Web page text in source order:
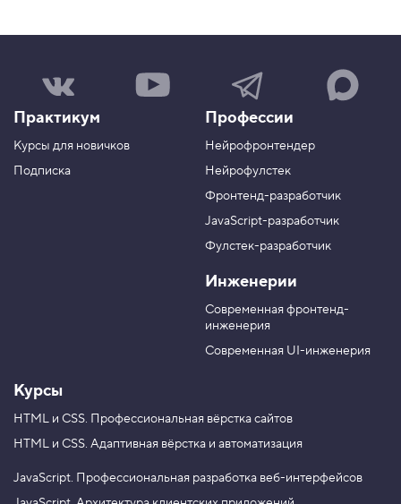
а
а
р
у
Н
а
а
к
н
а
в
e
e
r
a
m
Н
а
ш
в
A
Практикум
Курсы для новичков
Подписка
Профессии
Нейрофронтендер
Нейрофулстек
Фронтенд-разработчик
JavaScript-разработчик
Фулстек-разработчик
Инженерии
Современная фронтенд-
инженерия
Современная UI-инженерия
Курсы
HTML и CSS. Профессиональная вёрстка сайтов
HTML и CSS. Адаптивная вёрстка и автоматизация
JavaScript. Профессиональная разработка веб-интерфейсов